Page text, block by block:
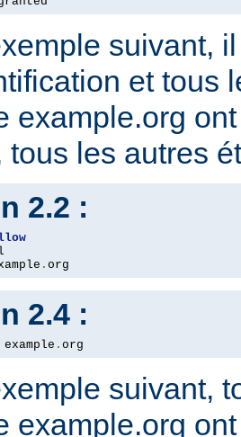
suivant,
et tous
example.org
tous les autres
2.2 :
. org
2.4 :
. org
suivant,
example.org